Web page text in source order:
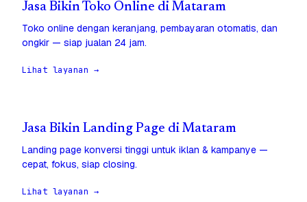
Jasa Bikin Toko Online di Mataram
Toko online dengan keranjang, pembayaran otomatis, dan
ongkir — siap jualan 24 jam.
Lihat layanan →
Jasa Bikin Landing Page di Mataram
Landing page konversi tinggi untuk iklan & kampanye —
cepat, fokus, siap closing.
Lihat layanan →